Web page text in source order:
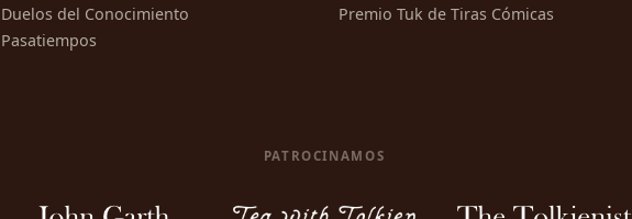
Duelos del Conocimiento
Pasatiempos
Premio Tuk de Tiras Cómicas
PATROCINAMOS